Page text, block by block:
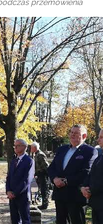
przemówienia